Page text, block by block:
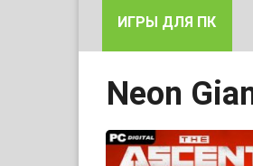
ИГРЫ ДЛЯ ПК
Neon